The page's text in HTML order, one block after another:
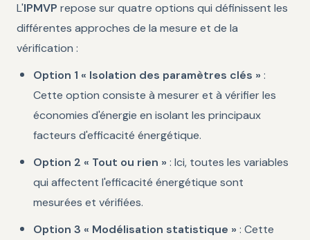
L'IPMVP repose sur quatre options qui définissent les
différentes approches de la mesure et de la
vérification :
Option 1 « Isolation des paramètres clés » :
Cette option consiste à mesurer et à vérifier les
économies d'énergie en isolant les principaux
facteurs d'efficacité énergétique.
Option 2 « Tout ou rien » : Ici, toutes les variables
qui affectent l'efficacité énergétique sont
mesurées et vérifiées.
Option 3 « Modélisation statistique » : Cette